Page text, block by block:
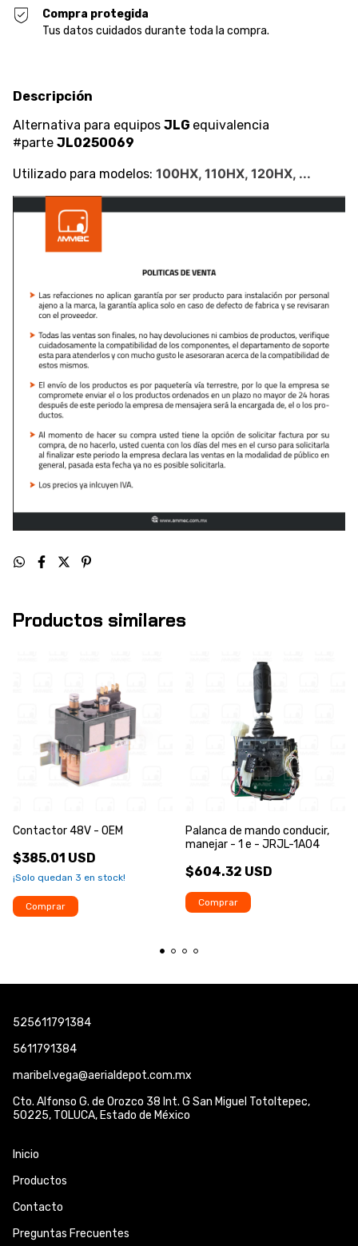
Compra protegida
Tus datos cuidados durante toda la compra.
Descripción
Alternativa para equipos JLG equivalencia
#parte JL0250069
Utilizado para modelos: 100HX, 110HX, 120HX, ...
Productos similares
Contactor 48V - OEM
$385.01 USD
¡Solo quedan 3 en stock!
Comprar
Palanca de mando conducir,
manejar - 1 e - JRJL-1A04
$604.32 USD
Comprar
525611791384
5611791384
maribel.vega@aerialdepot.com.mx
Cto. Alfonso G. de Orozco 38 Int. G San Miguel Totoltepec,
50225, TOLUCA, Estado de México
Inicio
Productos
Contacto
Preguntas Frecuentes